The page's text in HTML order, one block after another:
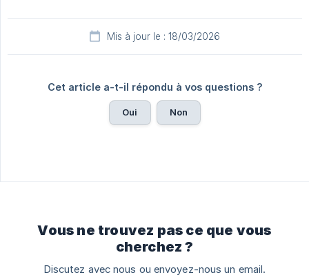
Mis à jour le : 18/03/2026
Cet article a-t-il répondu à vos questions ?
Oui Non
Vous ne trouvez pas ce que vous
cherchez ?
Discutez avec nous ou envoyez-nous un email.